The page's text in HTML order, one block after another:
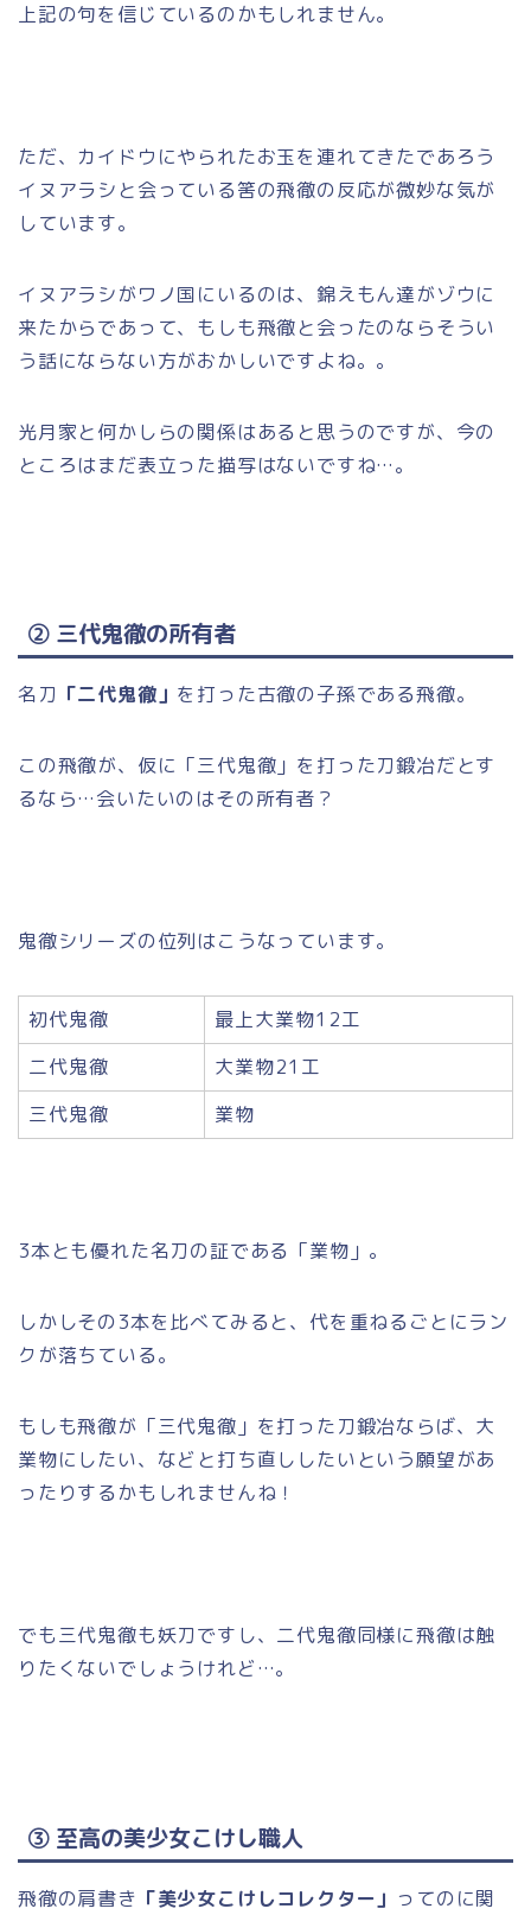
上記の句を信じているのかもしれません。
ただ、カイドウにやられたお玉を連れてきたであろう
イヌアラシと会っている筈の飛徹の反応が微妙な気が
しています。
イヌアラシがワノ国にいるのは、錦えもん達がゾウに
来たからであって、もしも飛徹と会ったのならそうい
う話にならない方がおかしいですよね。。
光月家と何かしらの関係はあると思うのですが、今の
ところはまだ表立った描写はないですね…。
② 三代鬼徹の所有者
名刀 「二代鬼徹」 を打った古徹の子孫である飛徹。
この飛徹が、仮に「三代鬼徹」を打った刀鍛冶だとす
るなら…会いたいのはその所有者？
鬼徹シリーズの位列はこうなっています。
初代鬼徹
最上大業物12工
二代鬼徹
大業物21工
三代鬼徹
業物
3本とも優れた名刀の証である「業物」。
しかしその3本を比べてみると、代を重ねるごとにラン
クが落ちている。
もしも飛徹が「三代鬼徹」を打った刀鍛冶ならば、大
業物にしたい、などと打ち直ししたいという願望があ
ったりするかもしれませんね！
でも三代鬼徹も妖刀ですし、二代鬼徹同様に飛徹は触
りたくないでしょうけれど…。
③ 至高の美少女こけし職人
飛徹の肩書き 「美少女こけしコレクター」 ってのに関